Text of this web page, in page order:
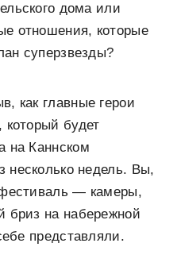
дома или
отношения, которые
суперзвезды?
как главные герои
будет
на Каннском
несколько недель. Вы,
— камеры,
бриз на набережной
представляли.